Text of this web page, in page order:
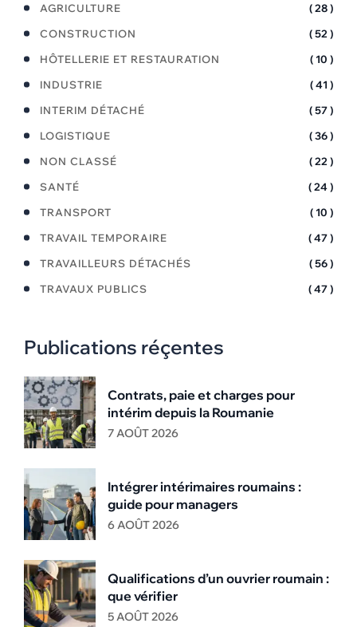
AGRICULTURE
( 28 )
CONSTRUCTION
( 52 )
HÔTELLERIE ET RESTAURATION
( 10 )
INDUSTRIE
( 41 )
INTERIM DÉTACHÉ
( 57 )
LOGISTIQUE
( 36 )
NON CLASSÉ
( 22 )
SANTÉ
( 24 )
TRANSPORT
( 10 )
TRAVAIL TEMPORAIRE
( 47 )
TRAVAILLEURS DÉTACHÉS
( 56 )
TRAVAUX PUBLICS
( 47 )
Publications réçentes
Contrats, paie et charges pour
intérim depuis la Roumanie
7 AOÛT 2026
Intégrer intérimaires roumains :
guide pour managers
6 AOÛT 2026
Qualifications d’un ouvrier roumain :
que vérifier
5 AOÛT 2026